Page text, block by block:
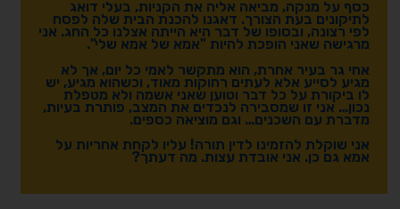
כסף על מנקה, מביאה אליה את הקניות, בעלי דואג
לתיקונים בעת הצורך. דאגנו להכנת הבית שלה לפסח
לפי רצונה, ובסופו של דבר היא הייתה אצלנו כל החג. אני
מרגישה שאני הופכת להיות "אמא של אמא שלי".
אחי גר בעיר אחרת, הוא מתקשר לאמי כל יום, אך לא
מגיע לסייע אלא לעתים רחוקות מאוד, וכשהוא מגיע, יש
לו ביקורת על כל דבר וטוען שאני אשמה ולא מטפלת
נכון… אני זו שמסבירה לנכדים את המצב, פותרת בעיות,
מדברת עם השכנים… וגם מוציאה כספים.
אני שוקלת להזמינו לדין תורה! עליו לקחת אחריות על
אמא גם כן. אני אובדת עצות. מה דעתך?